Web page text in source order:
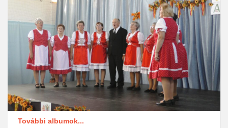
További albumok...